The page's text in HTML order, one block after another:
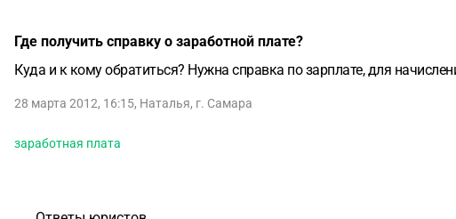
Где получить справку о заработной плате?
Куда и к кому обратиться? Нужна справка по зарплате, для
28 марта 2012, 16:15, Наталья, г. Самара
заработная плата